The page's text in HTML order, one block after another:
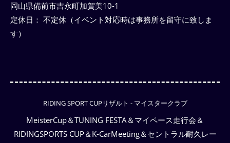
岡山県備前市吉永町加賀美10-1
定休日： 不定休（イベント対応時は事務所を留守に致しま
す）
RIDING SPORT CUPリザルト - マイスタークラブ
MeisterCup＆TUNING FESTA＆マイペース走行会＆
RIDINGSPORTS CUP＆K-CarMeeting＆セントラル耐久レー